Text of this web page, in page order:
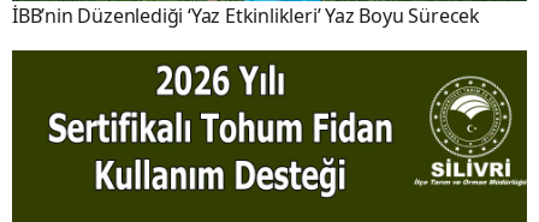
İBB’nin Düzenlediği ‘Yaz Etkinlikleri’ Yaz Boyu Sürecek